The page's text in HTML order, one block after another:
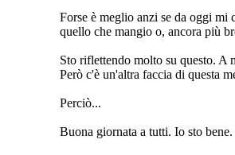
Forse è meglio anzi se da oggi
quello che mangio o, ancora più
Sto riflettendo molto su questo. A
Però c'è un'altra faccia di questa
Perciò...
Buona giornata a tutti. Io sto bene.